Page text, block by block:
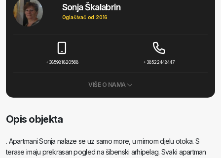
Sonja Škalabrin
Oglašivač od 2016
+385981820568 +38522448447
VIŠE O NAMA
Opis objekta
. Apartmani Sonja nalaze se uz samo more, u mirnom djelu otoka. S
terase imaju prekrasan pogled na šibenski arhipelag. Svaki apartman